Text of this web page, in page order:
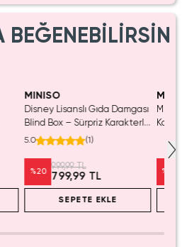
BEĞENEBİLİRSİN
MINISO
Disney Lisanslı Gıda Damgası
Blind Box – Sürpriz Karakterli
Eğlenceli Sunum
5.0 (1)
%20
999,99 TL
799,99 TL
SEPETE EKLE
Miniso
%